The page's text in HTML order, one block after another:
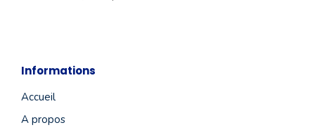
Informations
Accueil
A propos